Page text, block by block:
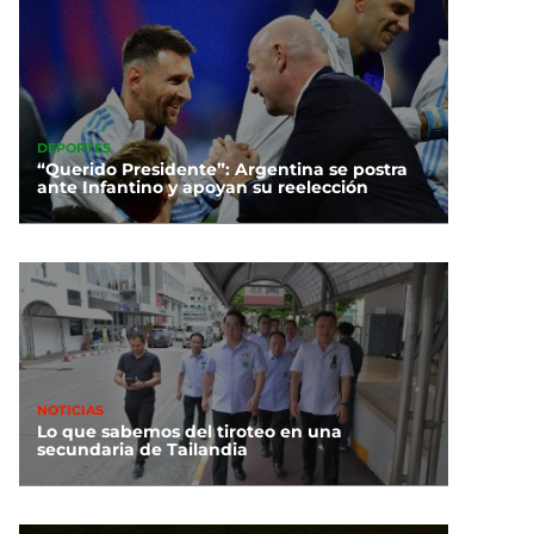
DEPORTES
“Querido Presidente”: Argentina se postra
ante Infantino y apoyan su reelección
NOTICIAS
Lo que sabemos del tiroteo en una
secundaria de Tailandia